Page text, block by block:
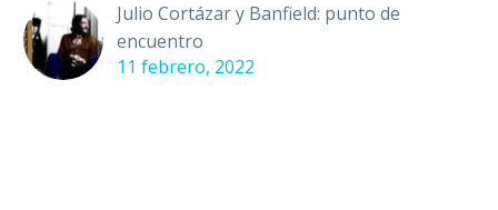
Julio Cortázar y Banfield: punto de
encuentro
11 febrero, 2022